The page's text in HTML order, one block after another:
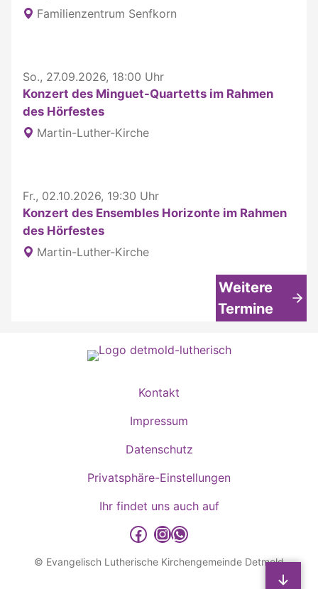
Familienzentrum Senfkorn
So., 27.09.2026, 18:00 Uhr
Konzert des Minguet-Quartetts im Rahmen
des Hörfestes
Martin-Luther-Kirche
Fr., 02.10.2026, 19:30 Uhr
Konzert des Ensembles Horizonte im Rahmen
des Hörfestes
Martin-Luther-Kirche
Weitere
Termine
Kontakt
Impressum
Datenschutz
Privatsphäre-Einstellungen
Ihr findet uns auch auf
detmold-lutherisch auf Facebook
detmold-lutherisch auf Instagram
detmold-lutherisch auf WhatsApp
© Evangelisch Lutherische Kirchengemeinde Detmold